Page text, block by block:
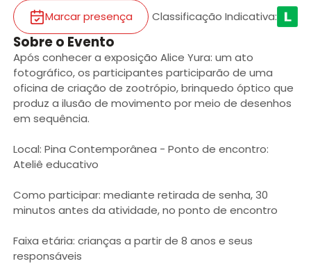
Marcar presença Classificação Indicativa:
Sobre o Evento
Após conhecer a exposição Alice Yura: um ato
fotográfico, os participantes participarão de uma
oficina de criação de zootrópio, brinquedo óptico que
produz a ilusão de movimento por meio de desenhos
em sequência.
Local: Pina Contemporânea - Ponto de encontro:
Ateliê educativo
Como participar: mediante retirada de senha, 30
minutos antes da atividade, no ponto de encontro
Faixa etária: crianças a partir de 8 anos e seus
responsáveis